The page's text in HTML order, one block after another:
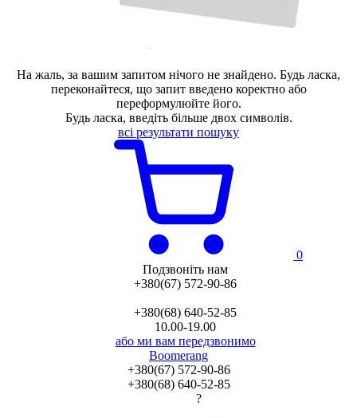
На жаль, за вашим запитом нiчого не знайдено. Будь ласка,
переконайтеся, що запит введено коректно або
переформулюйте його.
Будь ласка, введiть більше двох символів.
всi результати пошуку
0
Подзвоніть нам
+380(67) 572-90-86
+380(68) 640-52-85
10.00-19.00
або ми вам передзвонимо
Boomerang
+380(67) 572-90-86
+380(68) 640-52-85
?